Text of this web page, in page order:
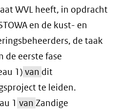
WVL heeft, in opdracht
en de kust- en
de taak
de eerste fase
1) van dit
te leiden.
1 van Zandige